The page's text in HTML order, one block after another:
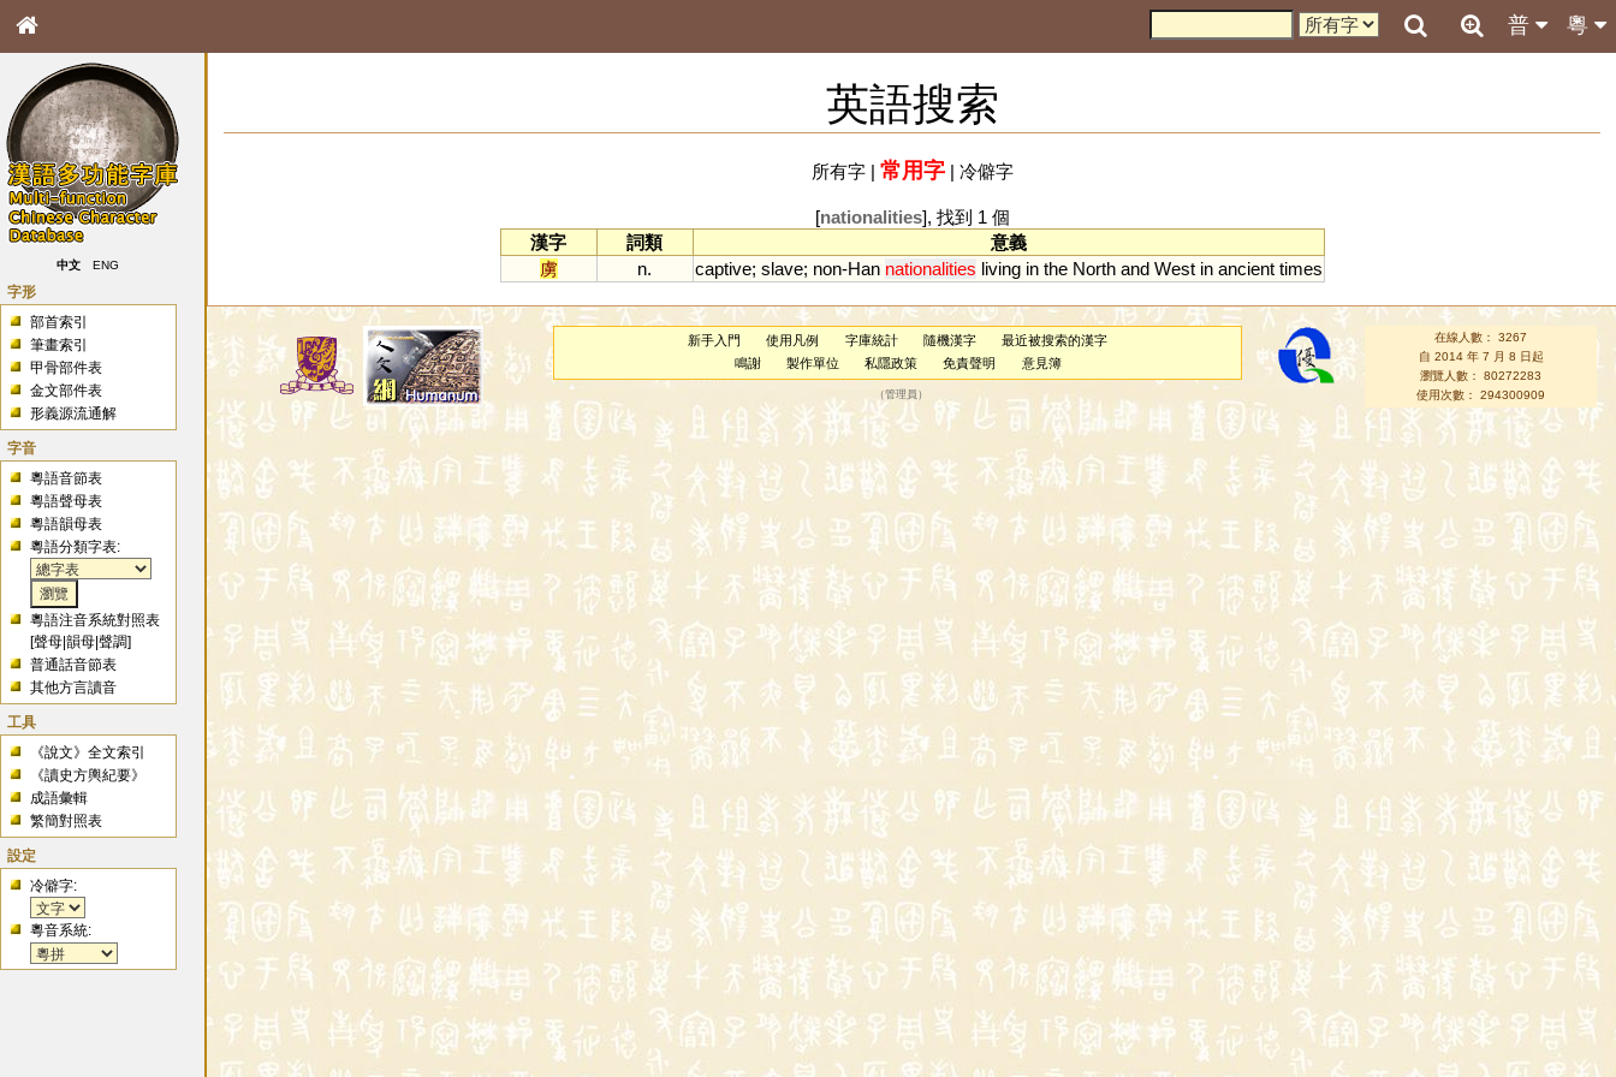
粵
普
中文 ENG
字形
部首索引
筆畫索引
甲骨部件表
金文部件表
形義源流通解
字音
粵語音節表
粵語聲母表
粵語韻母表
粵語分類字表:
粵語注音系統對照表
[聲母 |韻母 |聲調]
普通話音節表
其他方言讀音
工具
《說文》全文索引
《讀史方輿紀要》
成語彙輯
繁簡對照表
設定
冷僻字:
粵音系統:
英語搜索
所有字| 常用字| 冷僻字
[nationalities], 找到 1 個
漢字
詞類
意義
虜
n. captive; slave; non-Han nationalities living in the North and West in ancient times
新手入門 使用凡例 字庫統計 隨機漢字
最近被搜索的漢字
鳴謝
製作單位 私隱政策 免責聲明 意見簿
（管理員 ）
在線人數： 3267
自 2014 年 7 月 8 日起
瀏覽人數： 80272283
使用次數： 294300909